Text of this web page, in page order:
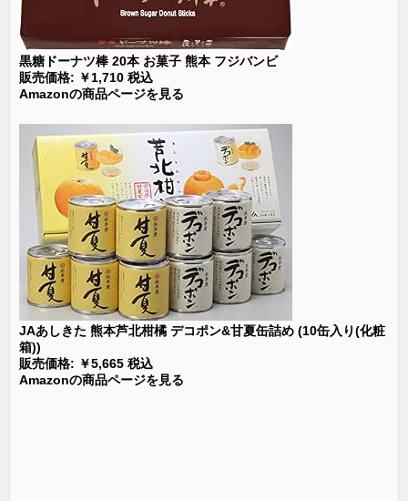
黒糖ドーナツ棒 20本 お菓子 熊本 フジバンビ
販売価格: ￥1,710 税込
Amazonの商品ページを見る
JAあしきた 熊本芦北柑橘 デコポン&甘夏缶詰め (10缶入り(化粧
箱))
販売価格: ￥5,665 税込
Amazonの商品ページを見る